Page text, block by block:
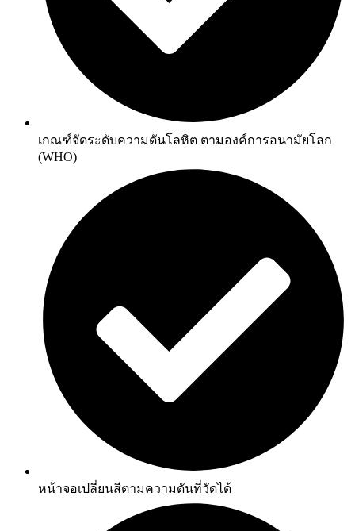
เกณฑ์จัดระดับความดันโลหิต ตามองค์การอนามัยโลก
(WHO)
หน้าจอเปลี่ยนสีตามความดันที่วัดได้